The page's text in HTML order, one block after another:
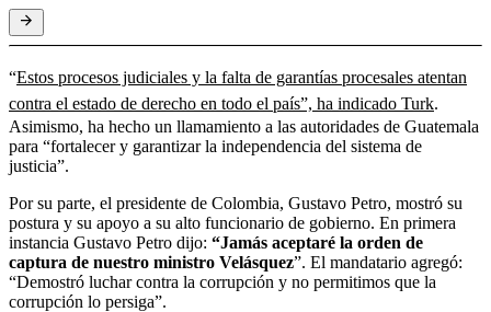
“Estos procesos judiciales y la falta de garantías procesales atentan
contra el estado de derecho en todo el país”, ha indicado Turk.
Asimismo, ha hecho un llamamiento a las autoridades de Guatemala
para “fortalecer y garantizar la independencia del sistema de
justicia”.
Por su parte, el presidente de Colombia, Gustavo Petro, mostró su
postura y su apoyo a su alto funcionario de gobierno. En primera
instancia Gustavo Petro dijo: “Jamás aceptaré la orden de
captura de nuestro ministro Velásquez”. El mandatario agregó:
“Demostró luchar contra la corrupción y no permitimos que la
corrupción lo persiga”.